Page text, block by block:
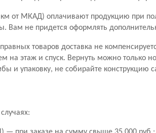
от МКАД) оплачивают продукцию при
Вам не придется оформлять
товаров доставка не
на этаж и спуск. Вернуть можно только
и упаковку, не собирайте конструкцию